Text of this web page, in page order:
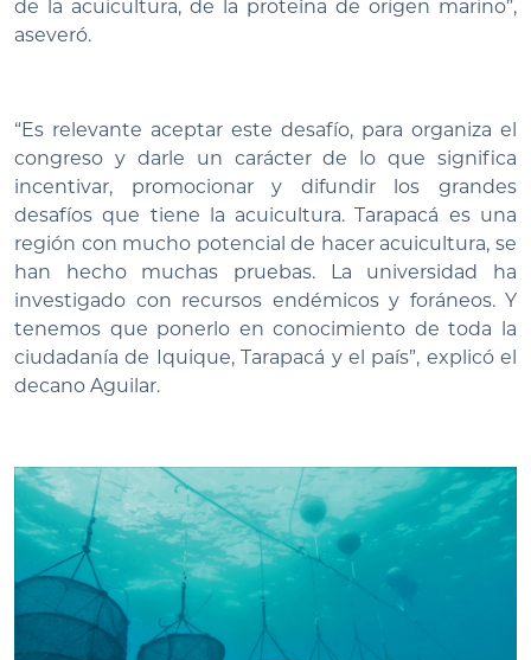
de la acuicultura, de la proteína de origen marino”,
aseveró.
“Es relevante aceptar este desafío, para organiza el
congreso y darle un carácter de lo que significa
incentivar, promocionar y difundir los grandes
desafíos que tiene la acuicultura. Tarapacá es una
región con mucho potencial de hacer acuicultura, se
han hecho muchas pruebas. La universidad ha
investigado con recursos endémicos y foráneos. Y
tenemos que ponerlo en conocimiento de toda la
ciudadanía de Iquique, Tarapacá y el país”, explicó el
decano Aguilar.